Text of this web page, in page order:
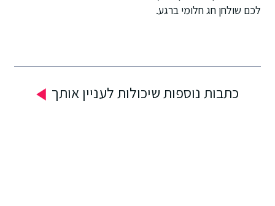
לכם שולחן חג חלומי ברגע.
כתבות נוספות שיכולות לעניין אותך